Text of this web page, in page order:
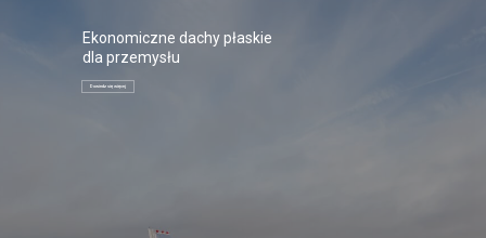
Ekonomiczne dachy płaskie
dla przemysłu
Dowiedz się więcej